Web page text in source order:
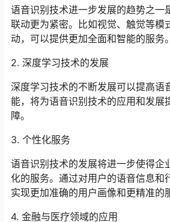
语音识别技术进一步发展的趋势之一
联动更为紧密。比如视觉、触觉等模
动，可以提供更加全面和智能的服务。
2. 深度学习技术的发展
深度学习技术的不断发展可以提高语
能，将为语音识别技术的应用和发展
障。
3. 个性化服务
语音识别技术的发展将进一步使得企
化的服务。通过对用户的语音信息和
实现更加准确的用户画像和更精准的
4. 金融与医疗领域的应用